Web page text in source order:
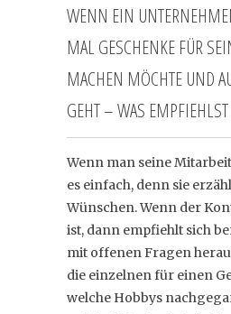
WENN EIN
MAL GESCHENKE FÜR
MACHEN MÖCHTE UND
GEHT – WAS
Wenn man seine
es einfach, denn sie
Wünschen. Wenn der
ist, dann empfiehlt sich
mit offenen Fragen
die einzelnen für einen
welche Hobbys